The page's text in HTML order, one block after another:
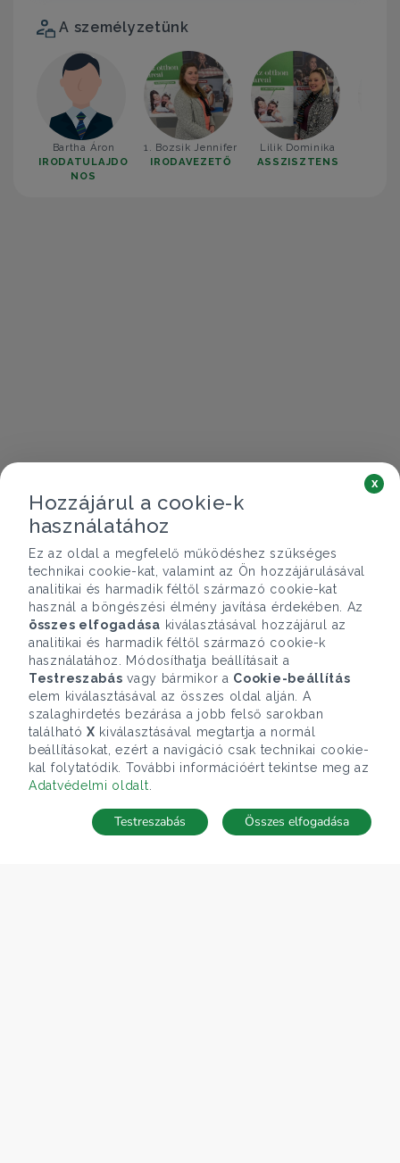
A személyzetünk
Bartha Áron
IRODATULAJDO
NOS
1. Bozsik Jennifer
IRODAVEZETŐ
Lilik Dominika
ASSZISZTENS
Telefonhívás Kapcsolat
Hozzájárul a cookie-k
használatához
Ez az oldal a megfelelő működéshez szükséges
technikai cookie-kat, valamint az Ön hozzájárulásával
analitikai és harmadik féltől származó cookie-kat
használ a böngészési élmény javítása érdekében. Az
összes elfogadása kiválasztásával hozzájárul az
analitikai és harmadik féltől származó cookie-k
használatához. Módosíthatja beállításait a
Testreszabás vagy bármikor a Cookie-beállítás
elem kiválasztásával az összes oldal alján. A
szalaghirdetés bezárása a jobb felső sarokban
található X kiválasztásával megtartja a normál
beállításokat, ezért a navigáció csak technikai cookie-
kal folytatódik. További információért tekintse meg az
Adatvédelmi oldalt
x
Összes elfogadása
Testreszabás